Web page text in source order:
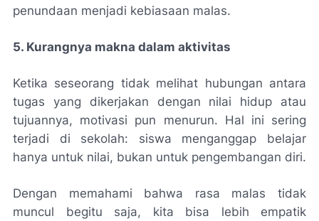
penundaan menjadi kebiasaan malas.
5. Kurangnya makna dalam aktivitas
Ketika seseorang tidak melihat hubungan antara
tugas yang dikerjakan dengan nilai hidup atau
tujuannya, motivasi pun menurun. Hal ini sering
terjadi di sekolah: siswa menganggap belajar
hanya untuk nilai, bukan untuk pengembangan diri.
Dengan memahami bahwa rasa malas tidak
muncul begitu saja, kita bisa lebih empatik